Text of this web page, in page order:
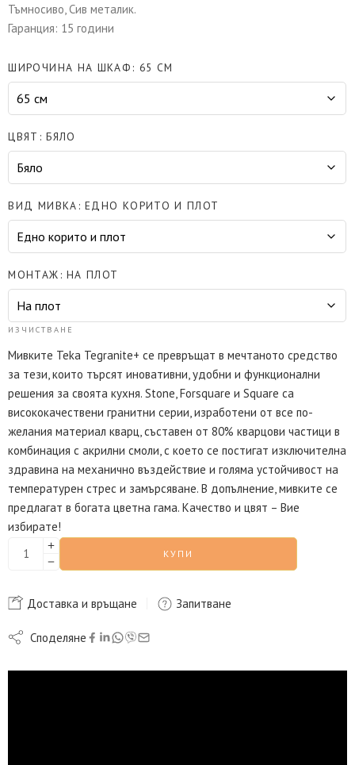
Тъмносиво, Сив металик.
Гаранция: 15 години
ШИРОЧИНА НА ШКАФ 65 СМ
ЦВЯТ БЯЛО
ВИД МИВКА ЕДНО КОРИТО И ПЛОТ
МОНТАЖ НА ПЛОТ
ИЗЧИСТВАНЕ
Мивките Teka Tegranite+ се превръщат в мечтаното средство
за тези, които търсят иновативни, удобни и функционални
решения за своята кухня. Stone, Forsquare и Square са
висококачествени гранитни серии, изработени от все по-
желания материал кварц, съставен от 80% кварцови частици в
комбинация с акрилни смоли, с което се постигат изключителна
здравина на механично въздействие и голяма устойчивост на
температурен стрес и замърсяване. В допълнение, мивките се
предлагат в богата цветна гама. Качество и цвят – Вие
избирате!
КУПИ
Доставка и връщане Запитване
Споделяне